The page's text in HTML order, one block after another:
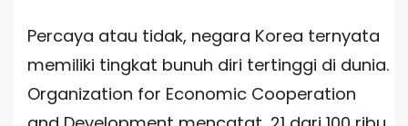
Percaya atau tidak, negara Korea ternyata
memiliki tingkat bunuh diri tertinggi di dunia.
Organization for Economic Cooperation